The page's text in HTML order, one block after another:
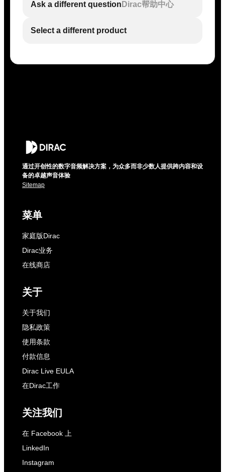
Ask a different question Dirac帮助中心
Select a different product
通过开创性的数字音频解决方案，为众多而非少数人提供跨内容和设
备的卓越声音体验
Sitemap
菜单
家庭版Dirac
Dirac业务
在线商店
关于
关于我们
隐私政策
使用条款
付款信息
Dirac Live EULA
在Dirac工作
关注我们
在 Facebook 上
LinkedIn
Instagram